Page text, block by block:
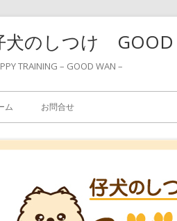
犬のしつけ
TRAINING – GOOD WAN –
ム お問合せ